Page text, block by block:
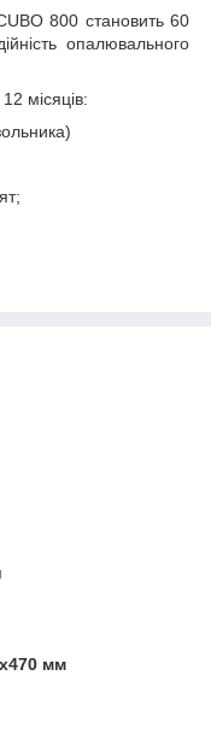
800 становить 60
опалювального
місяців:
мм